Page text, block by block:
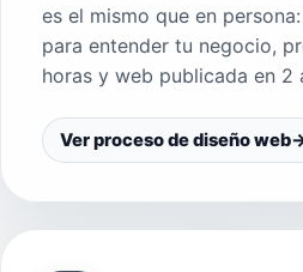
es el mismo que en
para entender tu negocio,
horas y web publicada en 2
Ver proceso de diseño web